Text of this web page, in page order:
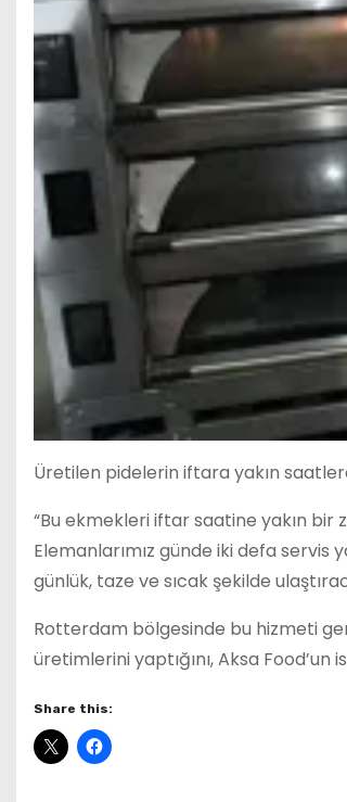
Üretilen pidelerin iftara yakın
“Bu ekmekleri iftar saatine yakın bir
Elemanlarımız günde iki defa
günlük, taze ve sıcak şekilde
Rotterdam bölgesinde bu hizmeti
üretimlerini yaptığını, Aksa
Share this: